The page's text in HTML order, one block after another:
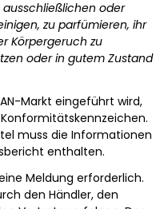
oder
zu parfümieren, ihr
Körpergeruch zu
oder in gutem Zustand
Markt eingeführt wird,
muss die Informationen
enthalten.
Meldung erforderlich.
den Händler, den